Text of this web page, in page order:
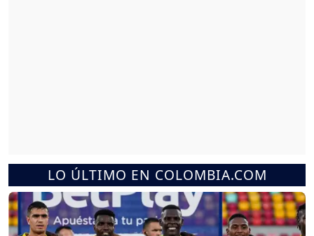
LO ÚLTIMO EN COLOMBIA.COM